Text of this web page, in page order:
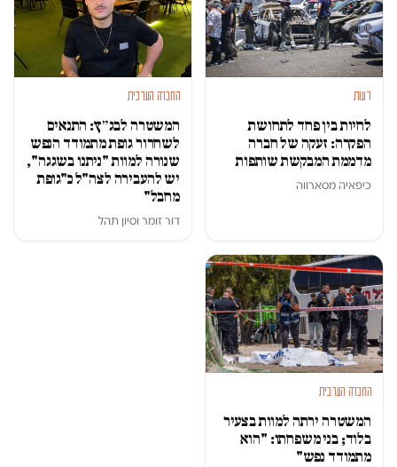
דעות
לחיות בין פחד לתחושת
הפקרה: זעקה של חברה
מדממת המבקשת שותפות
כיפאיה מסארווה
החברה הערבית
המשטרה לבג״ץ: התנאים
לשחרור גופת מתמודד הנפש
שנורה למוות "ניתנו בשגגה",
יש להעבירה לצה"ל כ"גופת
מחבל"
דור זומר וסיון תהל
החברה הערבית
המשטרה ירתה למוות בצעיר
בלוד; בני משפחתו: "הוא
מתמודד נפש"